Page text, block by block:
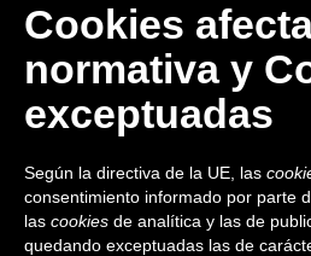
Cookies
normativa y
exceptuadas
Según la directiva de la UE, las
consentimiento informado por parte
las cookies de analítica y las de
quedando exceptuadas las de